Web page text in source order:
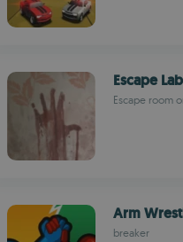
Escape
Escape room
Arm
breaker